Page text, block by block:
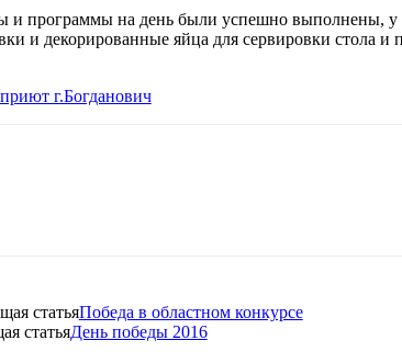
и программы на день были успешно выполнены,
и декорированные яйца для сервировки стола и
г.Богданович
статьяПобеда в областном конкурсе
статьяДень победы 2016